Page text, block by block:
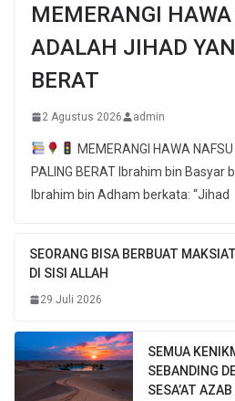
MEMERANGI
ADALAH JIHAD
BERAT
2 Agustus 2026 admin
MEMERANGI HAWA
PALING BERAT Ibrahim bin
Ibrahim bin Adham berkata: “Jihad
SEORANG BISA BERBUAT
DI SISI ALLAH
29 Juli 2026
SEMUA
SEBANDING
SESA’AT